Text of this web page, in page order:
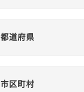
都道府県
市区町村